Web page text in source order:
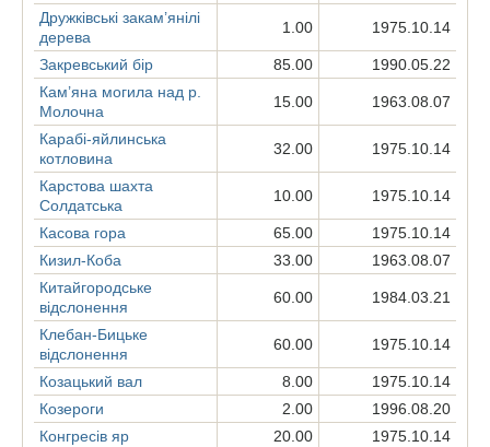
Дружківські закам’янілі
дерева
1.00 1975.10.14
Закревський бір 85.00
1990.05.22
Кам’яна могила над р.
Молочна
15.00 1963.08.07
Карабі-яйлинська
котловина
32.00 1975.10.14
Карстова шахта
Солдатська
10.00 1975.10.14
Касова гора 65.00
1975.10.14
Кизил-Коба
33.00
1963.08.07
Китайгородське
відслонення
60.00 1984.03.21
Клебан-Бицьке
відслонення
60.00 1975.10.14
Козацький вал 8.00
1975.10.14
Козероги
2.00
1996.08.20
Конгресів яр
20.00
1975.10.14